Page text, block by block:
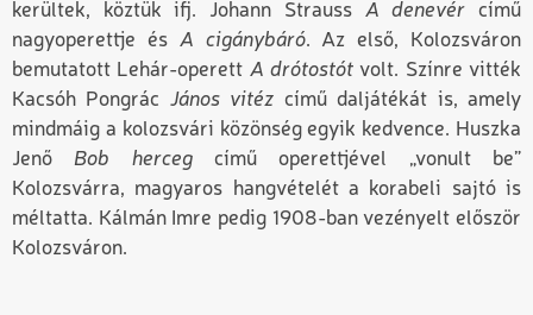
kerültek, köztük ifj. Johann Strauss A denevér című
nagyoperettje és A cigánybáró. Az első, Kolozsváron
bemutatott Lehár-operett A drótostót volt. Színre vitték
Kacsóh Pongrác János vitéz című daljátékát is, amely
mindmáig a kolozsvári közönség egyik kedvence. Huszka
JenőBob hercegcímű operettjével „vonult be”
Kolozsvárra, magyaros hangvételét a korabeli sajtó is
méltatta. Kálmán Imre pedig 1908-ban vezényelt először
Kolozsváron.